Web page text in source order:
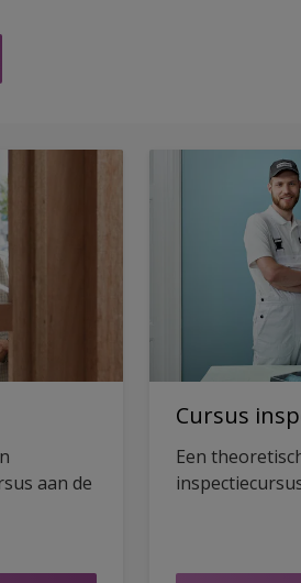
aan de
Cursus
Een